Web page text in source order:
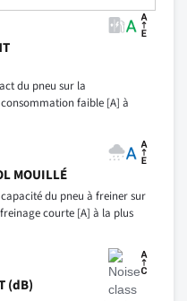
du pneu sur la
faible [A] à
MOUILLÉ
du pneu à freiner sur
courte [A] à la plus
(dB)